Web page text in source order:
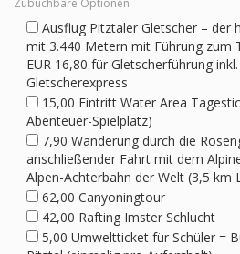
Zubuchbare Optionen
Ausflug Pitztaler Gletscher – der
mit 3.440 Metern mit Führung zum
EUR 16,80 für Gletscherführung
Gletscherexpress
15,00 Eintritt Water Area
Abenteuer-Spielplatz)
7,90 Wanderung durch die
anschließender Fahrt mit dem
Alpen-Achterbahn der Welt (3,5 km
62,00 Canyoningtour
42,00 Rafting Imster Schlucht
5,00 Umweltticket für Schüler =